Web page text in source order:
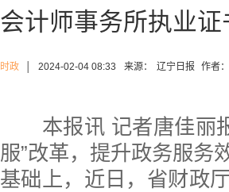
会计师事务所执业
时政 2024-02-04 08:33 来源： 辽宁日报 作者：
本报讯 记者唐佳丽报
服”改革，提升政务服务
基础上，近日，省财政